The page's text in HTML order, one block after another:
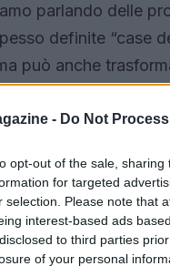
- Do Not
opt-out of the sale,
for targeted
selection. Please note that
interest-based ads
to third parties
of your personal
parlando delle
definite “case
può anche
villa di Gianni
non sempre
il valore.
così particolare?
le vittime?<\/p>